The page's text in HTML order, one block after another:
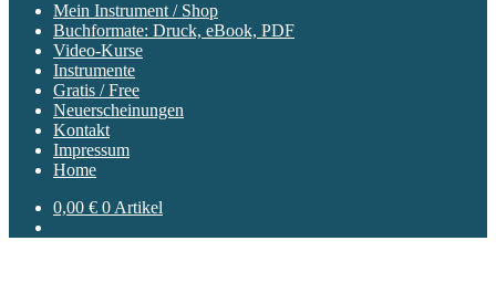
Mein Instrument / Shop
Buchformate: Druck, eBook, PDF
Video-Kurse
Instrumente
Gratis / Free
Neuerscheinungen
Kontakt
Impressum
Home
0,00 € 0 Artikel